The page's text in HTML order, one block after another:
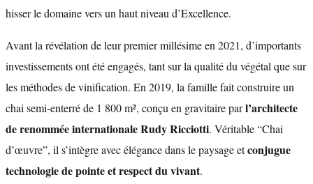
hisser le domaine vers un haut niveau d’Excellence.
Avant la révélation de leur premier millésime en 2021, d’importants
investissements ont été engagés, tant sur la qualité du végétal que sur
les méthodes de vinification. En 2019, la famille fait construire un
chai semi-enterré de 1 800 m², conçu en gravitaire parl’architecte
de renommée internationale Rudy Ricciotti. Véritable “Chai
d’œuvre”, il s’intègre avec élégance dans le paysage etconjugue
technologie de pointe et respect du vivant.